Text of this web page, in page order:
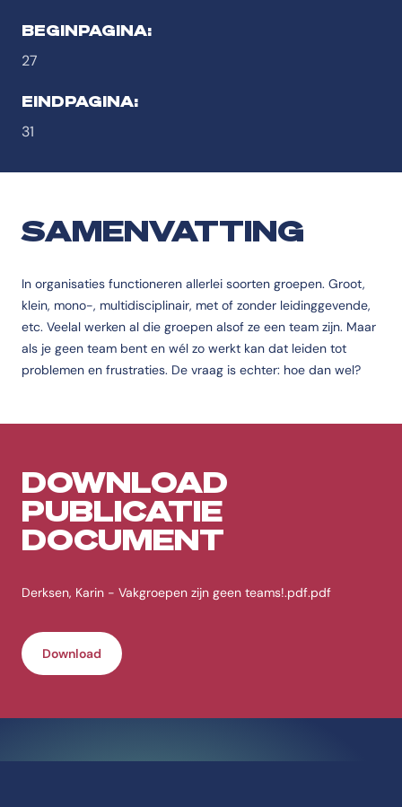
BEGINPAGINA:
27
EINDPAGINA:
31
SAMENVATTING
In organisaties functioneren allerlei soorten groepen. Groot,
klein, mono-, multidisciplinair, met of zonder leidinggevende,
etc. Veelal werken al die groepen alsof ze een team zijn. Maar
als je geen team bent en wél zo werkt kan dat leiden tot
problemen en frustraties. De vraag is echter: hoe dan wel?
DOWNLOAD
PUBLICATIE
DOCUMENT
Derksen, Karin - Vakgroepen zijn geen teams!.pdf.pdf
Download